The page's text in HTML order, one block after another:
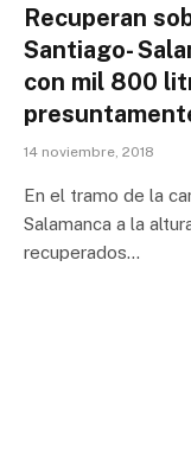
Recuperan
Santiago-
con mil 800
14 noviembre, 2018
En el tramo de la
Salamanca a la
recuperados…